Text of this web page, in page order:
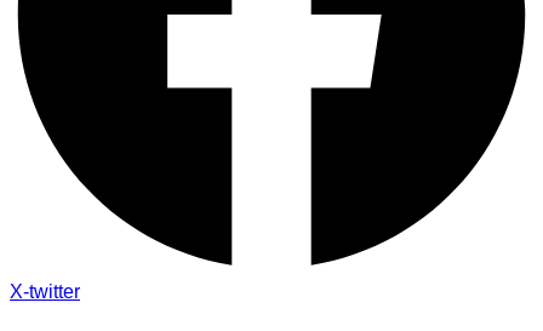
X-twitter